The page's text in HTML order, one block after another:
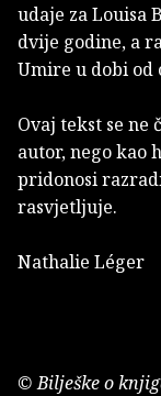
udaje za Louisa
dvije godine, a
Umire u dobi od
Ovaj tekst se
autor, nego kao
pridonosi
rasvjetljuje.
Nathalie Léger
© Bilješke o